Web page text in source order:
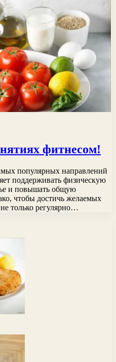
фитнесом!
популярных направлений
поддерживать физическую
и повышать общую
чтобы достичь желаемых
только регулярно…